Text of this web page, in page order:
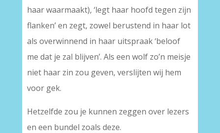
haar waarmaakt), ‘legt haar hoofd tegen zijn
flanken’ en zegt, zowel berustend in haar lot
als overwinnend in haar uitspraak ‘beloof
me dat je zal blijven’. Als een wolf zo’n meisje
niet haar zin zou geven, verslijten wij hem
voor gek.
Hetzelfde zou je kunnen zeggen over lezers
en een bundel zoals deze.